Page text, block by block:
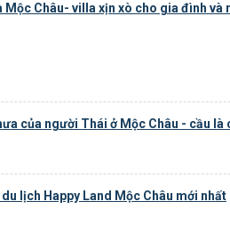
Mộc Châu- villa xịn xò cho gia đình và
của người Thái ở Mộc Châu - cầu là
du lịch Happy Land Mộc Châu mới nhất